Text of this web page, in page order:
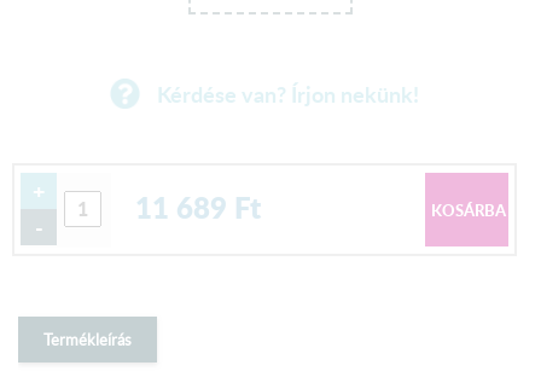
Kérdése van? Írjon nekünk!
+
-
11 689 Ft
Termékleírás